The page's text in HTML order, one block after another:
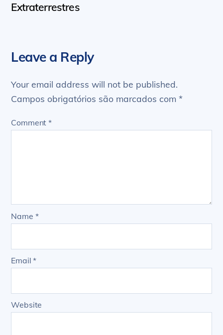
Extraterrestres
Leave a Reply
Your email address will not be published.
Campos obrigatórios são marcados com*
Comment*
Name *
Email*
Website